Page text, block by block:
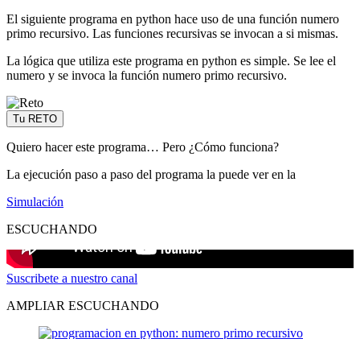
El siguiente programa en python hace uso de una función numero
primo recursivo. Las funciones recursivas se invocan a si mismas.
La lógica que utiliza este programa en python es simple. Se lee el
numero y se invoca la función numero primo recursivo.
Tu RETO
Quiero hacer este programa… Pero ¿Cómo funciona?
La ejecución paso a paso del programa la puede ver en la
Simulación
ESCUCHANDO
Suscribete a nuestro canal
AMPLIAR ESCUCHANDO